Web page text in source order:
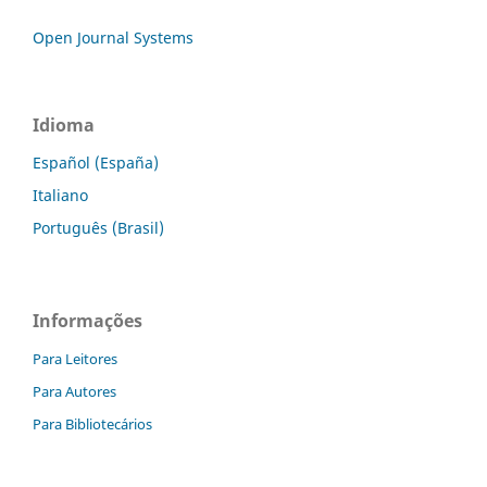
Open Journal Systems
Idioma
Español (España)
Italiano
Português (Brasil)
Informações
Para Leitores
Para Autores
Para Bibliotecários